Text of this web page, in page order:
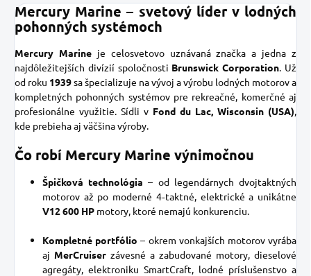
Mercury Marine – svetový líder v lodných
pohonných systémoch
Mercury Marineje celosvetovo uznávaná značka a jedna z
najdôležitejších divízií spoločnosti Brunswick Corporation. Už
od roku 1939sa špecializuje na vývoj a výrobu lodných motorov a
kompletných pohonných systémov pre rekreačné, komerčné aj
profesionálne využitie. Sídli v Fond du Lac, Wisconsin (USA),
kde prebieha aj väčšina výroby.
Čo robí Mercury Marine výnimočnou
Špičková technológia – od legendárnych dvojtaktných
motorov až po moderné 4‑taktné, elektrické a unikátne
V12 600 HP motory, ktoré nemajú konkurenciu.
Kompletné portfólio – okrem vonkajších motorov vyrába
aj MerCruiser závesné a zabudované motory, dieselové
agregáty, elektroniku SmartCraft, lodné príslušenstvo a